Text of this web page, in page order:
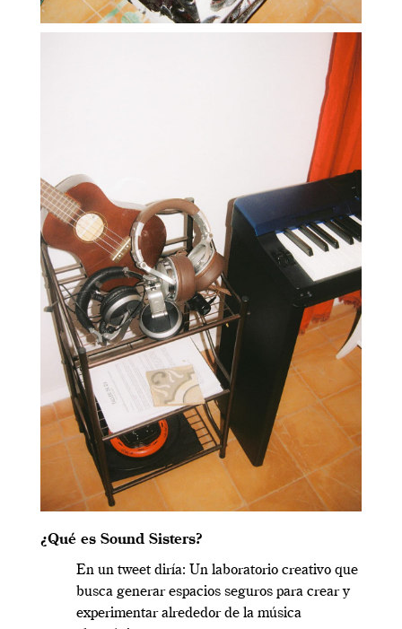
¿Qué es Sound Sisters?
En un tweet diría: Un laboratorio creativo que
busca generar espacios seguros para crear y
experimentar alrededor de la música